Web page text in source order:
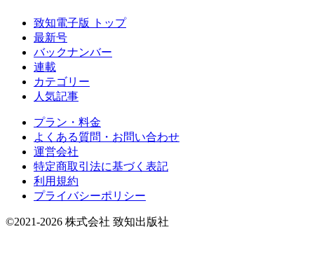
致知電子版 トップ
最新号
バックナンバー
連載
カテゴリー
人気記事
プラン・料金
よくある質問・お問い合わせ
運営会社
特定商取引法に基づく表記
利用規約
プライバシーポリシー
©2021-2026 株式会社 致知出版社